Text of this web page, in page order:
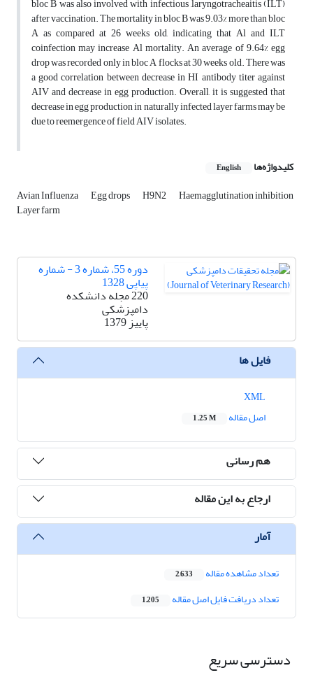
bloc B was also involved with infectious ,laryngotracheaitis (ILT)
after vaccination. The mortality in bloc B was 9.03% more than bloc
A as compared at 26 weeks old, indicating that Al and ILT
coinfection may increase Al mortality. An average of 9.64% egg
drop was recorded only in bloc A flocks at 30 weeks old. There was
a good correlation between decrease in HI antibody titer against
AIV and decrease in egg production. Overall, it is suggested that
decrease in egg production in naturally infected layer farms may be
due to reemergence of field AIV isolates.
کلیدواژه‌ها English
Avian Influenza Egg drops H9N2 Haemagglutination inhibition
Layer farm
دوره 55، شماره 3 - شماره
پیاپی 1328
220 مجله دانشکده
دامپزشکی
پاییز 1379
فایل ها
اصل مقاله
1.25 M
هم رسانی
ارجاع به این مقاله
آمار
تعداد مشاهده مقاله 2,633
تعداد دریافت فایل اصل مقاله 1,205
دسترسی سریع